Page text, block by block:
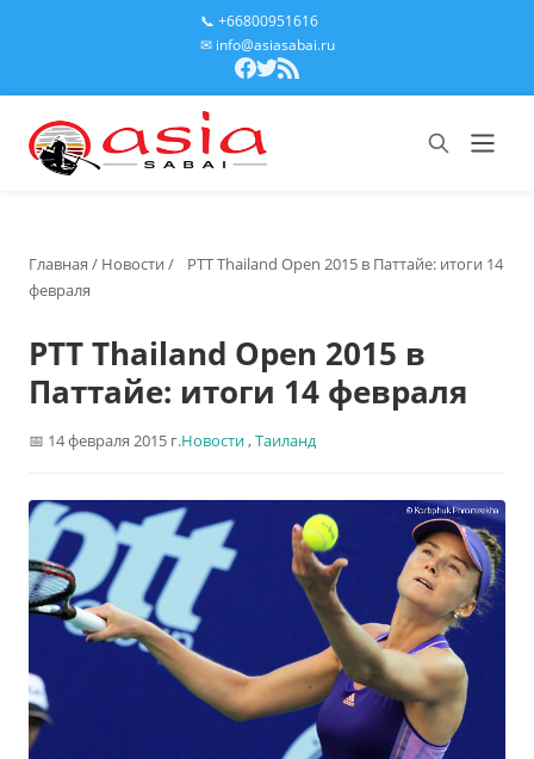
📞 +66800951616
✉ info@asiasabai.ru
Главная / Новости /
PTT Thailand Open 2015 в Паттайе: итоги 14
февраля
PTT Thailand Open 2015 в
Паттайе: итоги 14 февраля
14 февраля 2015 г.Новости,Таиланд